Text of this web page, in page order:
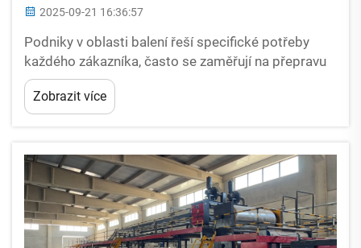
2025-09-21 16:36:57
Podniky v oblasti balení řeší specifické potřeby
každého zákazníka, často se zaměřují na přepravu
křehkých elektronických komponent, průmyslově
velkých dílů, malých zakázkových krabic, velkých
sériových objednávek atd. Před takovou širokou
Zobrazit více